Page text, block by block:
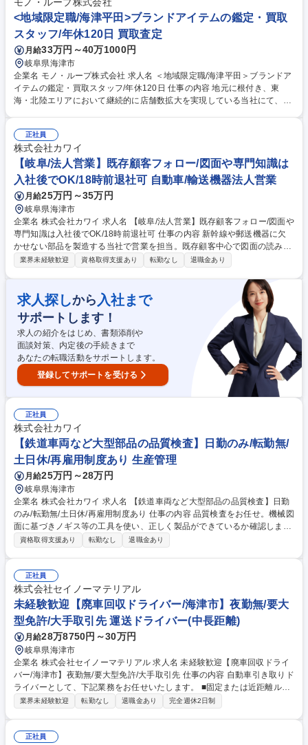
■お客様対応:ご来店のお客様が持ち込んだ商品の買取査定をお任せ！ 【買
取商材】ポケモンカード/ブランド品/古美術品など 【当社の大事にする価
値観】品物を買取るだけでなく〈お客様の品物への想いや思い出も伺い気
持ちを整理していただいたうえで買取る〉ことを大切にしています。 募集
職種 ＜地域限定職/海津平田＞ブランドアイテムの鑑定・買取スタッフ/年
休120日
<地域限定職/海津平田>ブランドアイテムの鑑定・買取
スタッフ/年休120日 買取査定
月給33万円～40万1000円
岐阜県海津市
企業名 モノ・ループ株式会社 求人名 ＜地域限定職/海津平田＞ブランドア
イテムの鑑定・買取スタッフ/年休120日 仕事の内容 地元に根付き、東
海・北陸エリアにおいて継続的に店舗数拡大を実現している当社にて、ブ
おける業務全般(シフト管理及びメンバーマネジメント) ■お客様対応:ご来
店のお客様が持ち込んだ商品の買取査定をお任せ！ 【買取商材】ポケモン
カード/ブランド品/古美術品など 【当社の大事にする価値観】品物を買取
るだけでなく〈お客様の品物への想いや思い出も伺い気持ちを整理してい
ただいたうえで買取る〉ことを大切にしています。 募集職種 ＜地域限定
職/海津平田＞ブランドアイテムの鑑定・買取スタッフ/年休120日
正社員
株式会社カワイ
【岐阜/法人営業】既存顧客フォロー/図面や専門知識は
入社後でOK/18時前退社可 自動車/輸送機器法人営業
月給25万円～35万円
岐阜県海津市
企業名 株式会社カワイ 求人名 【岐阜/法人営業】既存顧客フォロー/図面や
専門知識は入社後でOK/18時前退社可 仕事の内容 新幹線や郵送機器に欠
かせない部品を製造する当社で営業を担当。既存顧客中心で図面の読み方
は入社後に学べばOK！16:45定時/遅くとも18時前退社可という環境でモ
師による機械工学全般の学科講習で当社の事業を学んでいただき、その後
はOJTで業務を学んでいただきます。 【業務詳細】■既存顧客(大手企業中
心)からの仕様・ニーズのヒアリング ■紙の2D図面を読み解き、顧客と加
工仕様や納期についての打合せ(どんな製品か/実現にはどんな加工技術が
必要か等) ■社内の設計・製造部門と連携した見積作成および工程管理 募
集職種 【岐阜/法人営業】既存顧客フォロー/図面や専門知識は入社後でO
K/18時前退社可
業界未経験歓迎 資格取得支援あり 転勤なし 退職金あり
求人探しから 入社まで
サポートします！
求人の紹介をはじめ、書類添削や
面談対策、内定後の手続きまで
あなたの転職活動をサポートします。
登録してサポートを受ける
正社員
株式会社カワイ
【鉄道車両など大型部品の品質検査】日勤のみ/転勤無/
土日休/再雇用制度あり 生産管理
月給25万円～28万円
岐阜県海津市
企業名 株式会社カワイ 求人名 【鉄道車両など大型部品の品質検査】日勤
のみ/転勤無/土日休/再雇用制度あり 仕事の内容 品質検査をお任せ。機械図
面に基づきノギス等の工具を使い、正しく製品ができているか確認しま
す。当社はJRや小松製作所など大手企業からの依頼も多く新幹線や輸送機
よる機械工学全般の学科講習・実技訓練など教育機会も充実。資格取得に
関わる費用は当社がすべて負担します。 【主な取引先】日本車輛製造様、
三菱重工様などの大手メーカー。求められる品質レベルが高いですが、顧
客が指定した資格を持っている技術者が複数在籍している為、安定したお
取引があります。 募集職種 【鉄道車両など大型部品の品質検査】日勤の
み/転勤無/土日休/再雇用制度あり
資格取得支援あり 転勤なし 退職金あり
正社員
株式会社セイノーマテリアル
未経験歓迎【廃車回収ドライバー/海津市】夜勤無/要大
型免許/大手取引先 運送ドライバー(中長距離)
月給28万8750円～30万円
岐阜県海津市
企業名 株式会社セイノーマテリアル 求人名 未経験歓迎【廃車回収ドライ
バー/海津市】夜勤無/要大型免許/大手取引先 仕事の内容 自動車引き取りド
ライバーとして、下記業務をお任せいたします。 ■固定または近距離ルー
トを運行：中部・近畿地区で1日3～5件の引取りを担当 ■車両積載：タイ
等 ■回収後：工場搬入・荷下ろし・伝票処理・日報入力までを完結 ■安全
業界未経験歓迎 転勤なし 退職金あり 完全週休2日制
正社員